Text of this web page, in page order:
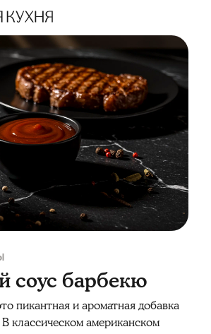
соус барбекю
пикантная и ароматная добавка
классическом американском